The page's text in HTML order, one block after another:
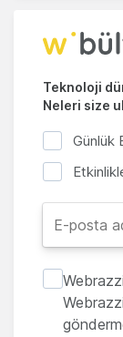
Teknoloji
Neleri size
Günlük